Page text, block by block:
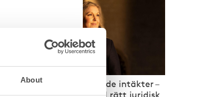
About
Ökade intäkter –
med rätt juridisk